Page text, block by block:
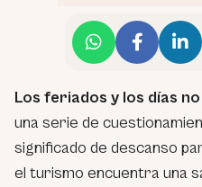
Los feriados y los días
una serie de
significado de descanso
el turismo encuentra una